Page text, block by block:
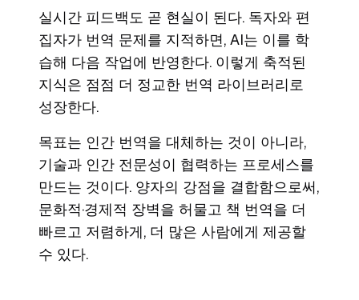
실시간 피드백도 곧 현실이 된다. 독자와 편
집자가 번역 문제를 지적하면, AI는 이를 학
습해 다음 작업에 반영한다. 이렇게 축적된
지식은 점점 더 정교한 번역 라이브러리로
성장한다.
목표는 인간 번역을 대체하는 것이 아니라,
기술과 인간 전문성이 협력하는 프로세스를
만드는 것이다. 양자의 강점을 결합함으로써,
문화적·경제적 장벽을 허물고 책 번역을 더
빠르고 저렴하게, 더 많은 사람에게 제공할
수 있다.